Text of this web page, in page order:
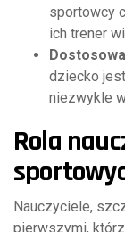
sportowcy
ich trener
dziecko
niezwykle
Rola
Nauczyciele,
pierwszymi,